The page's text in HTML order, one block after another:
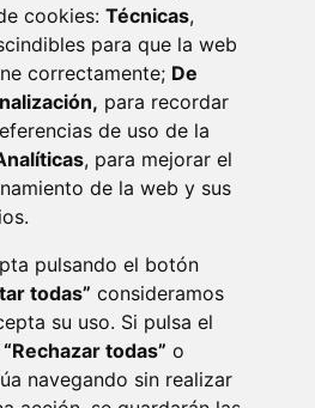
cookies: Técnicas,
para que la web
correctamente; De
para recordar
de uso de la
, para mejorar el
de la web y sus
pulsando el botón
todas” consideramos
su uso. Si pulsa el
“Rechazar todas” o
navegando sin realizar
MONZÓN - ARAGÓN (ESPAÑA)
974 400 700 ·
monzon.es
LEGAL
DE DATOS
DE COOKIES